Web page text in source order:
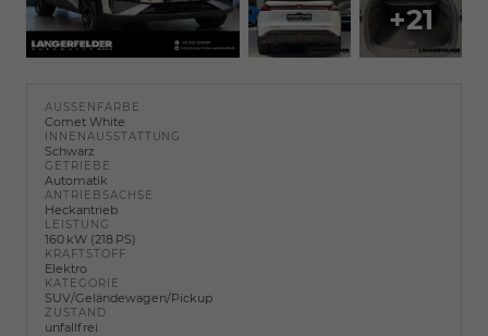
+21
AUSSENFARBE
Comet White
INNENAUSSTATTUNG
Schwarz
GETRIEBE
Automatik
ANTRIEBSACHSE
Heckantrieb
LEISTUNG
160 kW (218 PS)
KRAFTSTOFF
Elektro
KATEGORIE
SUV/Geländewagen/Pickup
ZUSTAND
unfallfrei